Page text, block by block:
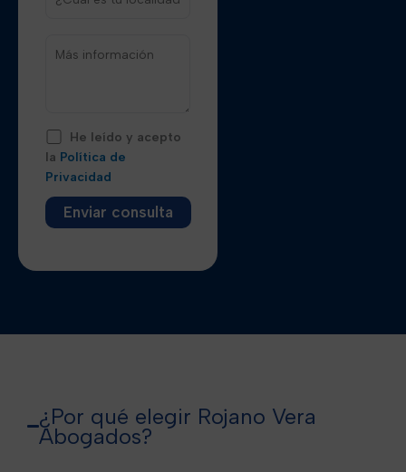
He leído y acepto
la Política de
Privacidad
¿Por qué elegir Rojano Vera
Abogados?